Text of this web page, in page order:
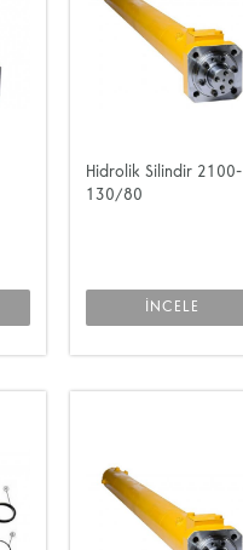
Hidrolik Silindir 2100-
130/80
İNCELE